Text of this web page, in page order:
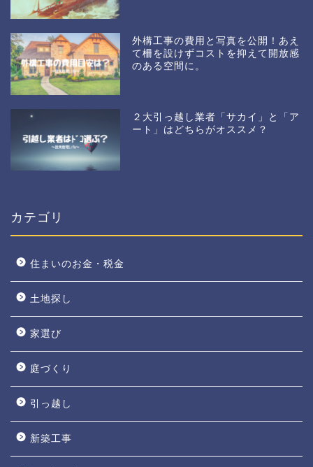
外構工事の費用と写真を公開！あえ
て柵を設けずコストを抑えて開放感
のある空間に。
２大引っ越し業者「サカイ」と「ア
ート」はどちらがオススメ？
カテゴリ
住まいのお金・税金
土地探し
家選び
庭づくり
引っ越し
新築工事